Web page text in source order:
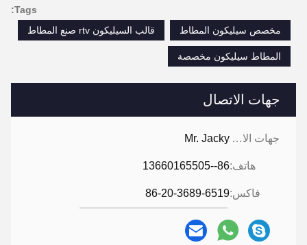
جهات الاتصال
جهات الاتصال: Mr. Jacky
هاتف:86--13660165505
فاكس:86-20-3689-6519
Tags:
مخصص سيليكون المطاط
قالب السيليكون rtv صنع المطاط
المطاط سيليكون مخصصة